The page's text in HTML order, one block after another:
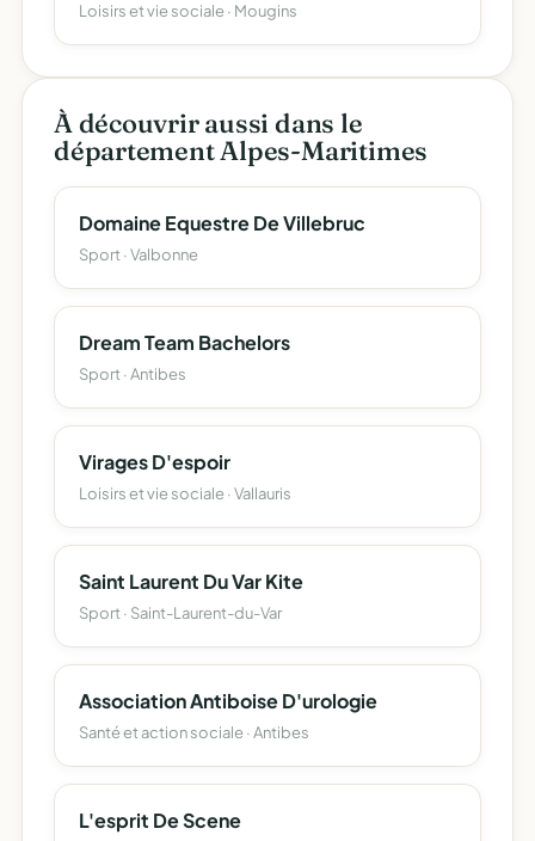
Loisirs et vie sociale · Mougins
À découvrir aussi dans le
département Alpes-Maritimes
Domaine Equestre De Villebruc
Sport · Valbonne
Dream Team Bachelors
Sport · Antibes
Virages D'espoir
Loisirs et vie sociale · Vallauris
Saint Laurent Du Var Kite
Sport · Saint-Laurent-du-Var
Association Antiboise D'urologie
Santé et action sociale · Antibes
L'esprit De Scene